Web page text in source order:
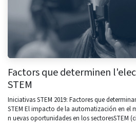
Factors que determinen
STEM
Iniciativas STEM 2019: Factores que
STEM El impacto de la automatización en el
n uevas oportunidades en los sectoresSTEM